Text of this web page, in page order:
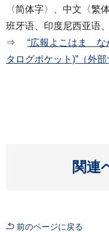
〈简体字〉、中文〈繁
班牙语、印度尼西亚语
⇒ “広報よこはま な
タログポケット)”（外部
関連
前のページに戻る